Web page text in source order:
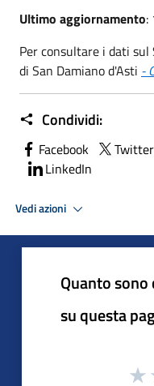
Ultimo aggiornamento:
Per consultare i dati sul
di San Damiano d'Asti -
Condividi:
Facebook Twitter
LinkedIn
Vedi azioni
Quanto
su questa